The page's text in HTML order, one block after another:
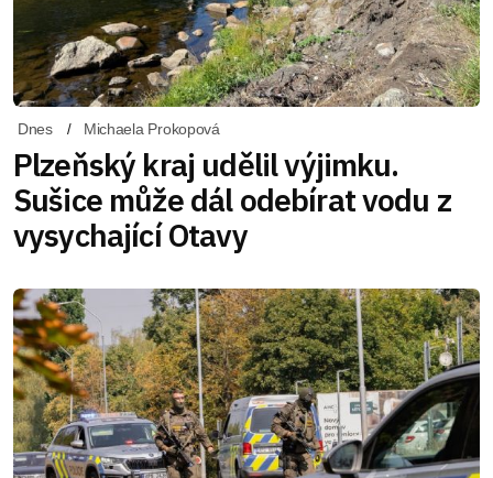
Dnes Michaela Prokopová
Plzeňský kraj udělil výjimku.
Sušice může dál odebírat vodu z
vysychající Otavy